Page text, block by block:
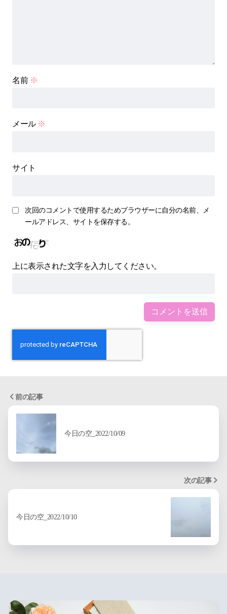
名前 ※
メール ※
サイト
次回のコメントで使用するためブラウザーに自分の名前、メ
ールアドレス、サイトを保存する。
上に表示された文字を入力してください。
前の記事
今日の空_2022/10/09
次の記事
今日の空_2022/10/10